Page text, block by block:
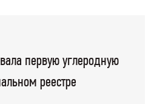
первую углеродную
реестре